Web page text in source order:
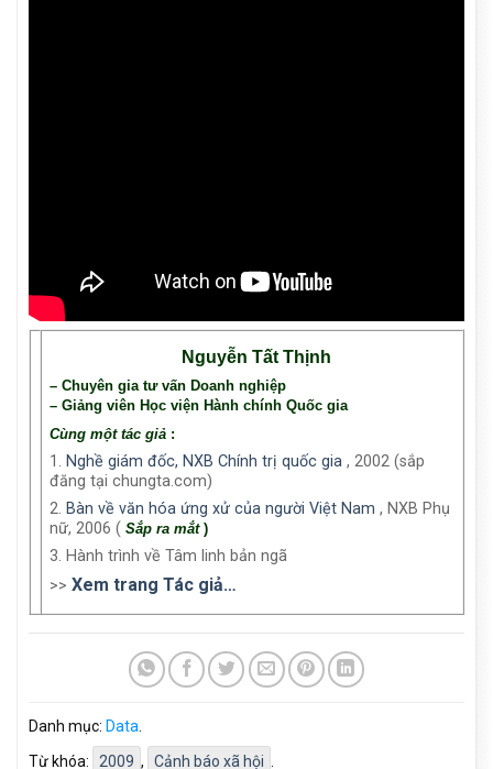
Nguyễn Tất Thịnh
– Chuyên gia tư vấn Doanh nghiệp
– Giảng viên Học viện Hành chính Quốc gia
Cùng một tác giả :
1. Nghề giám đốc, NXB Chính trị quốc gia, 2002 (sắp
đăng tại chungta.com)
2. Bàn về văn hóa ứng xử của người Việt Nam, NXB Phụ
nữ, 2006 (Sắp ra mắt)
3. Hành trình về Tâm linh bản ngã
>>Xem trang Tác giả…
Danh mục: Data
Từ khóa:
2009 , Cảnh báo xã hội